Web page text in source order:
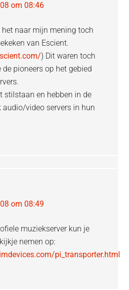
om 08:46
naar mijn mening toch
van Escient.
) Dit waren toch
de pioneers op het gebied
stilstaan en hebben in de
video servers in hun
om 08:49
muziekserver kun je
nemen op:
pi_transporter.html